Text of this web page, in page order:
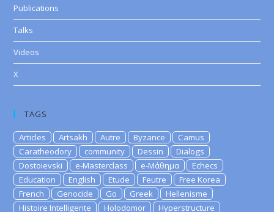
Publications
Talks
Videos
X
TAGS
Articles Artsakh Autre Byzance
Camus
Caratheodory
community Dessin
Dialogs
Dostoievski
e-Masterclass e-Μάθημα
Echecs
Education
English Etude Feutre
Free Korea
French
Genocide Go Greek
Hellenisme
Histoire Intelligente
Holodomor
Hyperstructure